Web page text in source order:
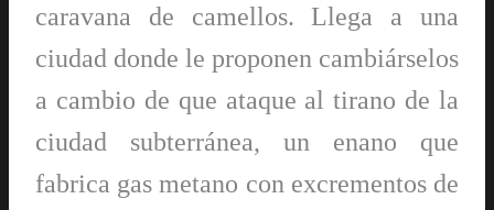
caravana de camellos. Llega a una
ciudad donde le proponen cambiárselos
a cambio de que ataque al tirano de la
ciudad subterránea, un enano que
fabrica gas metano con excrementos de